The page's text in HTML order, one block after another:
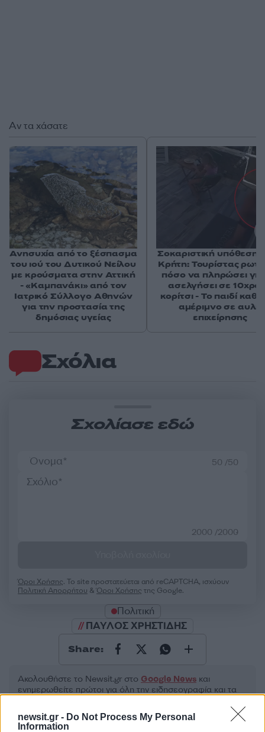
newsit.gr - Do Not Process My Personal
Information
Σχόλια
Σχολίασε εδώ
50 /50
2000 /2000
Όροι Χρήσης. Το site προστατεύεται από reCAPTCHA, ισχύουν
Πολιτική Απορρήτου &Όροι Χρήσης της Google.
Πολιτική
ΠΑΥΛΟΣ ΧΡΗΣΤΙΔΗΣ
Share:
Ακολουθήστε το Νewsit.gr στο Google News και
ενημερωθείτε πρώτοι για όλη την ειδησεογραφία και τα
Αν τα χάσατε
Ανησυχία από το ξέσπασμα
του ιού του Δυτικού Νείλου
με κρούσματα στην Αττική
- «Καμπανάκι» από τον
Ιατρικό Σύλλογο Αθηνών
για την προστασία της
δημόσιας υγείας
Σοκαριστική υπόθεση
Κρήτη: Τουρίστας
πόσο να πληρώσει
ασελγήσει σε
κορίτσι - Το παιδί
αμέριμνο σε αυλή
επιχείρησης